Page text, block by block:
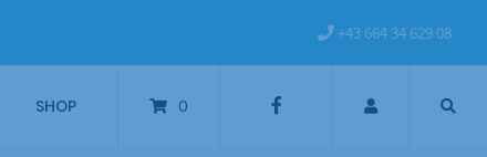
+43 664 34 629 08
SHOP 0